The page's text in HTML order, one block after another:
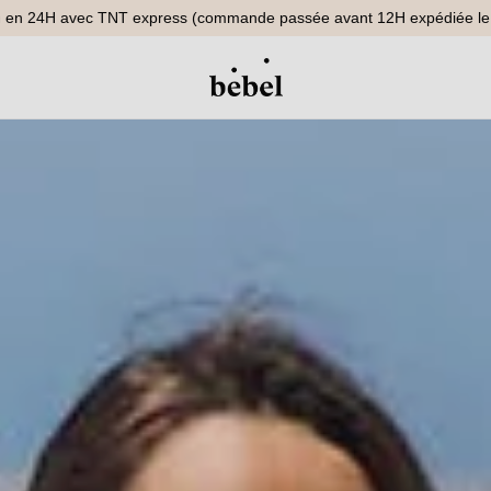
en 24H avec TNT express (commande passée avant 12H expédiée